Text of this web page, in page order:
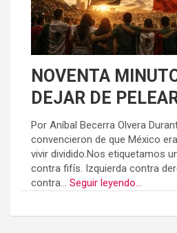
NOVENTA
DEJAR DE
Por Aníbal Becerra Olvera
convencieron de que México
vivir dividido.Nos etiquetamos
contra fifís. Izquierda contra
contra... Seguir leyendo...